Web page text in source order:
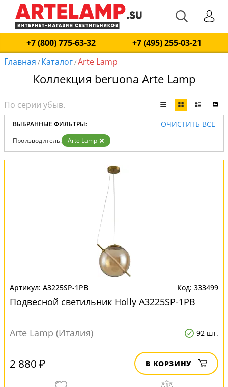
+7 (800) 775-63-32
+7 (495) 255-03-21
Главная / Каталог/Arte Lamp
Коллекция beruona Arte Lamp
ВЫБРАННЫЕ ФИЛЬТРЫ: ОЧИСТИТЬ ВСЕ
Производитель: Arte Lamp
A3225SP-1PB 333499
Подвесной светильник Нolly A3225SP-1PB
Arte Lamp (Италия) 92 шт.
2 880 ₽ В КОРЗИНУ